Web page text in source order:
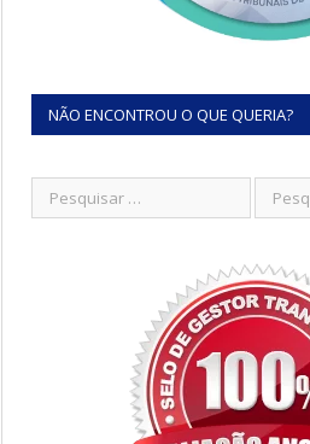
NÃO ENCONTROU O QUE QUERIA?